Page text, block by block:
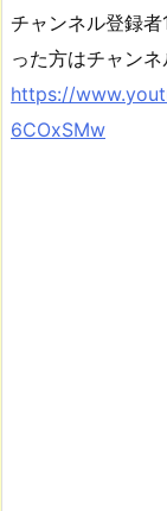
チャンネル登録
った方はチャンネ
https://
6COxSMw